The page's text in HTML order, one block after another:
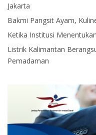
Jakarta
Bakmi Pangsit Ayam,
Ketika Institusi
Listrik Kalimantan
Pemadaman